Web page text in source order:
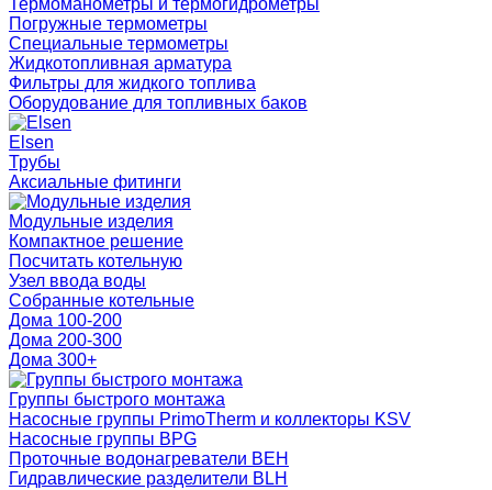
Термоманометры и термогидрометры
Погружные термометры
Специальные термометры
Жидкотопливная арматура
Фильтры для жидкого топлива
Оборудование для топливных баков
Elsen
Трубы
Аксиальные фитинги
Модульные изделия
Компактное решение
Посчитать котельную
Узел ввода воды
Собранные котельные
Дома 100-200
Дома 200-300
Дома 300+
Группы быстрого монтажа
Насосные группы PrimoTherm и коллекторы KSV
Насосные группы BPG
Проточные водонагреватели BEH
Гидравлические разделители BLH